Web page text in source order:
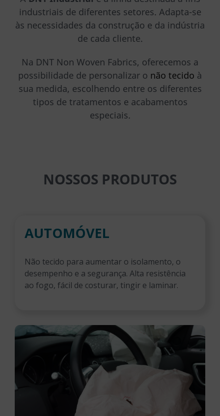
industriais de diferentes setores. Adapta-se
às necessidades da construção e da indústria
de cada cliente.
Na DNT Non Woven Fabrics, oferecemos a
possibilidade de personalizar o não tecido à
sua medida, escolhendo entre os diferentes
tipos de tratamentos e acabamentos
especiais.
NOSSOS PRODUTOS
AUTOMÓVEL
Não tecido para aumentar o isolamento, o
desempenho e a segurança. Alta resistência
ao fogo, fácil de costurar, tingir e laminar.